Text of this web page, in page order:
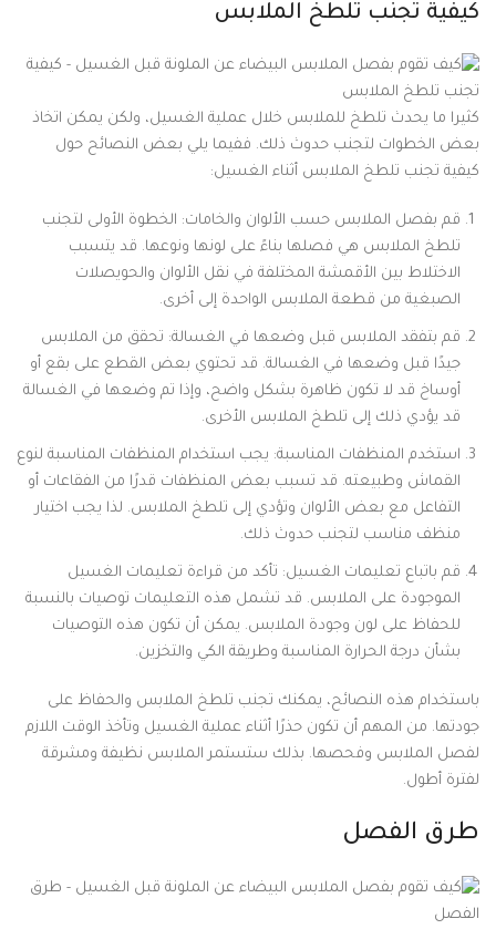
كيفية تجنب تلطخ الملابس
كثيرا ما يحدث تلطخ للملابس خلال عملية الغسيل، ولكن يمكن اتخاذ
بعض الخطوات لتجنب حدوث ذلك. ففيما يلي بعض النصائح حول
كيفية تجنب تلطخ الملابس أثناء الغسيل:
قم بفصل الملابس حسب الألوان والخامات: الخطوة الأولى لتجنب
تلطخ الملابس هي فصلها بناءً على لونها ونوعها. قد يتسبب
الاختلاط بين الأقمشة المختلفة في نقل الألوان والحويصلات
الصبغية من قطعة الملابس الواحدة إلى أخرى.
قم بتفقد الملابس قبل وضعها في الغسالة: تحقق من الملابس
جيدًا قبل وضعها في الغسالة. قد تحتوي بعض القطع على بقع أو
أوساخ قد لا تكون ظاهرة بشكل واضح، وإذا تم وضعها في الغسالة
قد يؤدي ذلك إلى تلطخ الملابس الأخرى.
استخدم المنظفات المناسبة: يجب استخدام المنظفات المناسبة لنوع
القماش وطبيعته. قد تسبب بعض المنظفات قدرًا من الفقاعات أو
التفاعل مع بعض الألوان وتؤدي إلى تلطخ الملابس. لذا يجب اختيار
منظف مناسب لتجنب حدوث ذلك.
قم باتباع تعليمات الغسيل: تأكد من قراءة تعليمات الغسيل
الموجودة على الملابس. قد تشمل هذه التعليمات توصيات بالنسبة
للحفاظ على لون وجودة الملابس. يمكن أن تكون هذه التوصيات
بشأن درجة الحرارة المناسبة وطريقة الكي والتخزين.
باستخدام هذه النصائح، يمكنك تجنب تلطخ الملابس والحفاظ على
جودتها. من المهم أن تكون حذرًا أثناء عملية الغسيل وتأخذ الوقت اللازم
لفصل الملابس وفحصها. بذلك ستستمر الملابس نظيفة ومشرقة
لفترة أطول.
طرق الفصل